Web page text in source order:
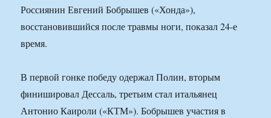
Россиянин Евгений Бобрышев («Хонда»),
восстановившийся после травмы ноги, показал 24-е
время.
В первой гонке победу одержал Полин, вторым
финишировал Дессаль, третьим стал итальянец
Антонио Каироли («КТМ»). Бобрышев участия в